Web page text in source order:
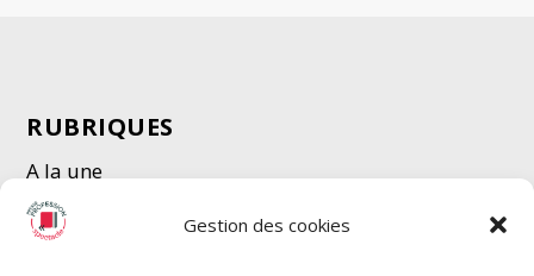
Gestion des cookies
RUBRIQUES
A la une
Actus du spectacle
Cirque et rue